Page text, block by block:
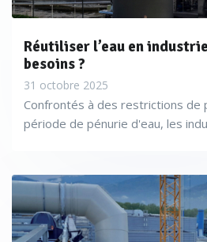
Réutiliser l’eau en
besoins ?
31 octobre 2025
Confrontés à des restrictions de
période de pénurie d'eau, les